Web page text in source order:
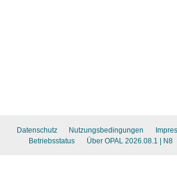
Datenschutz Nutzungsbedingungen
Betriebsstatus
Über OPAL 2026.08.1 | N8